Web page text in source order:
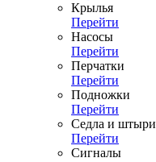
Крылья
Перейти
Насосы
Перейти
Перчатки
Перейти
Подножки
Перейти
Седла и штыри
Перейти
Сигналы